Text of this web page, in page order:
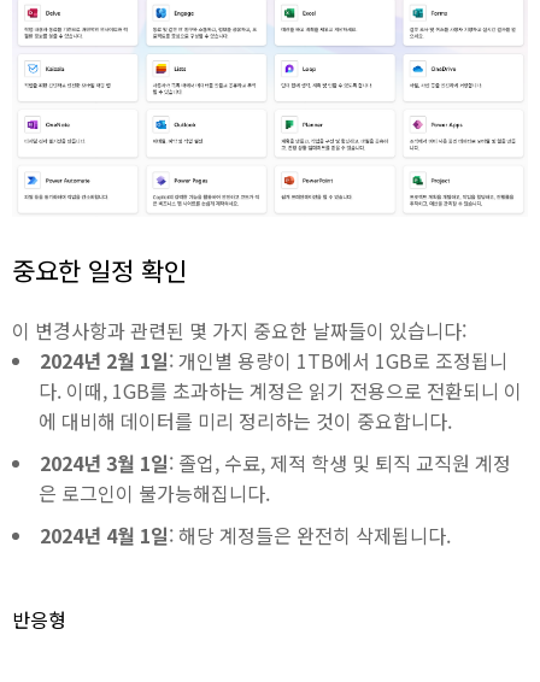
중요한 일정 확인
이 변경사항과 관련된 몇 가지 중요한 날짜들이 있습니다:
2024년 2월 1일: 개인별 용량이 1TB에서 1GB로 조정됩니
다. 이때, 1GB를 초과하는 계정은 읽기 전용으로 전환되니 이
에 대비해 데이터를 미리 정리하는 것이 중요합니다.
2024년 3월 1일: 졸업, 수료, 제적 학생 및 퇴직 교직원 계정
은 로그인이 불가능해집니다.
2024년 4월 1일: 해당 계정들은 완전히 삭제됩니다.
반응형